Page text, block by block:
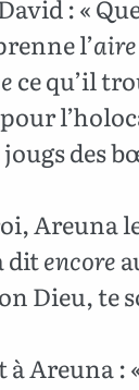
: «
l’aire
ce qu’il
des
Areuna
ditencore
Dieu, te
Areuna :